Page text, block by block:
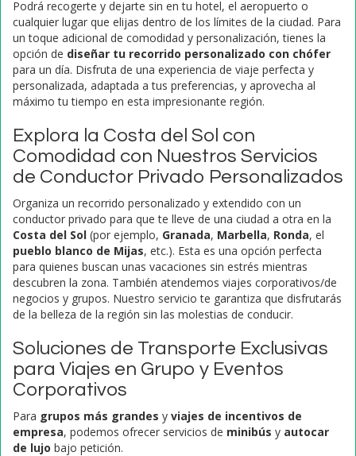
Podrá recogerte y dejarte sin en tu hotel, el aeropuerto o
cualquier lugar que elijas dentro de los límites de la ciudad. Para
un toque adicional de comodidad y personalización, tienes la
opción de diseñar tu recorrido personalizado con chófer
para un día. Disfruta de una experiencia de viaje perfecta y
personalizada, adaptada a tus preferencias, y aprovecha al
máximo tu tiempo en esta impresionante región.
Explora la Costa del Sol con
Comodidad con Nuestros Servicios
de Conductor Privado Personalizados
Organiza un recorrido personalizado y extendido con un
conductor privado para que te lleve de una ciudad a otra en la
Costa del Sol (por ejemplo, Granada, Marbella, Ronda, el
pueblo blanco de Mijas, etc.). Esta es una opción perfecta
para quienes buscan unas vacaciones sin estrés mientras
descubren la zona. También atendemos viajes corporativos/de
negocios y grupos. Nuestro servicio te garantiza que disfrutarás
de la belleza de la región sin las molestias de conducir.
Soluciones de Transporte Exclusivas
para Viajes en Grupo y Eventos
Corporativos
Para grupos más grandes y viajes de incentivos de
empresa, podemos ofrecer servicios de minibús y autocar
de lujo bajo petición.